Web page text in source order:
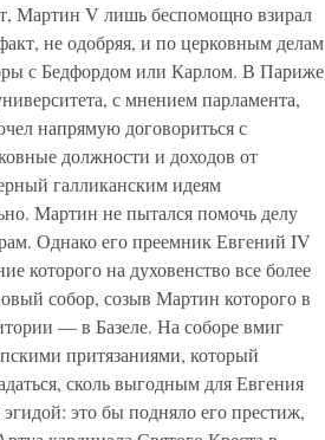
Мартин V лишь беспомощно взирал
не одобряя, и по церковным делам
с Бедфордом или Карлом. В Париже
с мнением парламента,
напрямую договориться с
должности и доходов от
галликанским идеям
Мартин не пытался помочь делу
Однако его преемник Евгений IV
которого на духовенство все более
собор, созыв Мартин которого в
— в Базеле. На соборе вмиг
притязаниями, который
сколь выгодным для Евгения
это бы подняло его престиж,